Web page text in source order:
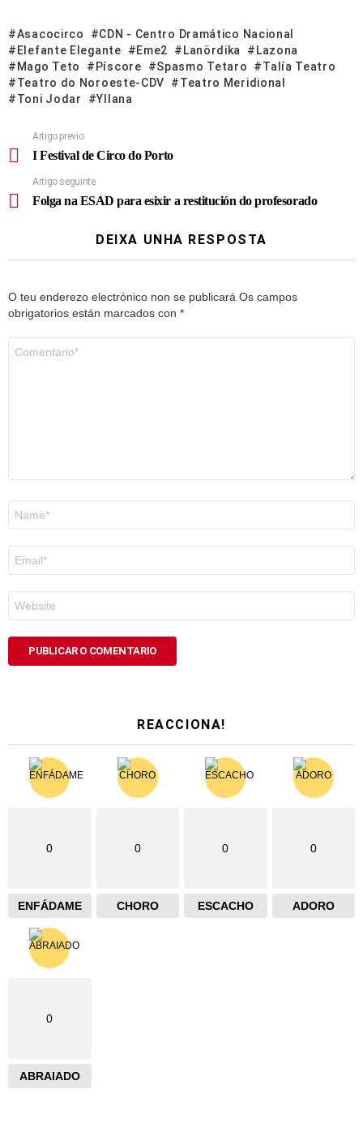
Asacocirco
CDN - Centro Dramático Nacional
Elefante Elegante
Eme2 Lanördika
Lazona
Mago Teto
Píscore Spasmo Tetaro
Talía Teatro
Teatro do Noroeste-CDV
Teatro Meridional
Toni Jodar
Yllana
Artigo previo
I Festival de Circo do Porto
Artigo seguinte
Folga na ESAD para esixir a restitución do profesorado
DEIXA UNHA RESPOSTA
O teu enderezo electrónico non se publicará Os campos
obrigatorios están marcados con *
electrónico
*
REACCIONA!
0
ENFÁDAME
0
CHORO
0
ESCACHO
0
ADORO
0
ABRAIADO